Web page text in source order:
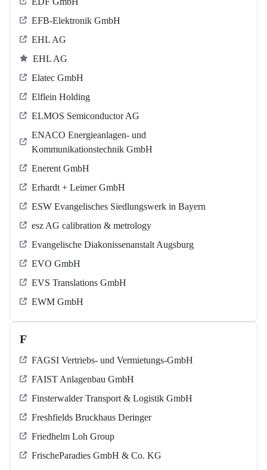
EFB-Elektronik GmbH
EHL AG
EHL AG
Elatec GmbH
Elflein Holding
ELMOS Semiconductor AG
ENACO Energieanlagen- und
Kommunikationstechnik GmbH
Enerent GmbH
Erhardt + Leimer GmbH
ESW Evangelisches Siedlungswerk in Bayern
esz AG calibration & metrology
Evangelische Diakonissenanstalt Augsburg
EVO GmbH
EVS Translations GmbH
EWM GmbH
F
FAGSI Vertriebs- und Vermietungs-GmbH
FAIST Anlagenbau GmbH
Finsterwalder Transport & Logistik GmbH
Freshfields Bruckhaus Deringer
Friedhelm Loh Group
FrischeParadies GmbH & Co. KG